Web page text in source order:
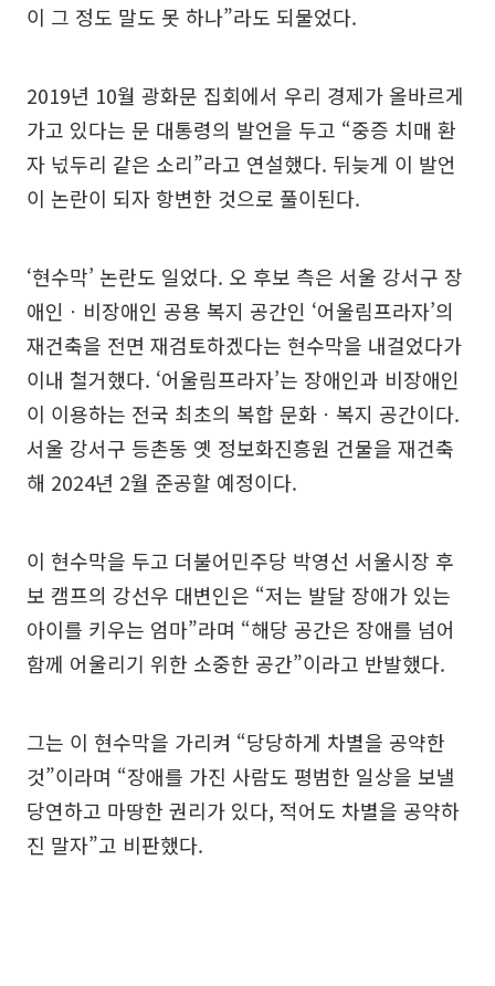
이 그 정도 말도 못 하나”라도 되물었다.
2019년 10월 광화문 집회에서 우리 경제가 올바르게
가고 있다는 문 대통령의 발언을 두고 “중증 치매 환
자 넋두리 같은 소리”라고 연설했다. 뒤늦게 이 발언
이 논란이 되자 항변한 것으로 풀이된다.
‘현수막’ 논란도 일었다. 오 후보 측은 서울 강서구 장
애인ㆍ비장애인 공용 복지 공간인 ‘어울림프라자’의
재건축을 전면 재검토하겠다는 현수막을 내걸었다가
이내 철거했다. ‘어울림프라자’는 장애인과 비장애인
이 이용하는 전국 최초의 복합 문화ㆍ복지 공간이다.
서울 강서구 등촌동 옛 정보화진흥원 건물을 재건축
해 2024년 2월 준공할 예정이다.
이 현수막을 두고 더불어민주당 박영선 서울시장 후
보 캠프의 강선우 대변인은 “저는 발달 장애가 있는
아이를 키우는 엄마”라며 “해당 공간은 장애를 넘어
함께 어울리기 위한 소중한 공간”이라고 반발했다.
그는 이 현수막을 가리켜 “당당하게 차별을 공약한
것”이라며 “장애를 가진 사람도 평범한 일상을 보낼
당연하고 마땅한 권리가 있다, 적어도 차별을 공약하
진 말자”고 비판했다.